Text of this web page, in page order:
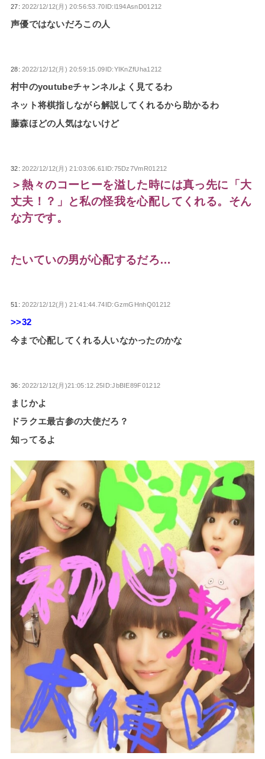
27:2022/12/12(月) 20:56:53.70ID:l194AsnD01212
声優ではないだろこの人
28:2022/12/12(月) 20:59:15.09ID:YIKnZfUha1212
村中のyoutubeチャンネルよく見てるわ
ネット将棋指しながら解説してくれるから助かるわ
藤森ほどの人気はないけど
32:2022/12/12(月) 21:03:06.61ID:75Dz7VmR01212
＞熱々のコーヒーを溢した時には真っ先に「大
丈夫！？」と私の怪我を心配してくれる。そん
な方です。
たいていの男が心配するだろ…
51:2022/12/12(月) 21:41:44.74ID:GzmGHnhQ01212
>>32
今まで心配してくれる人いなかったのかな
36:2022/12/12(月)21:05:12.25ID:JbBIE89F01212
まじかよ
ドラクエ最古参の大使だろ？
知ってるよ